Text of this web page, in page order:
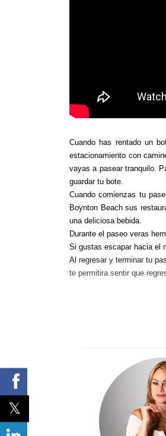
Cuando has rentado un
estacionamiento con
vayas a pasear tranquilo.
guardar tu bote.
Cuando comienzas tu
Boynton Beach sus
una deliciosa bebida.
Durante el paseo veras
Si gustas escapar hacia el
Al regresar y terminar tu
te permitira sentir que